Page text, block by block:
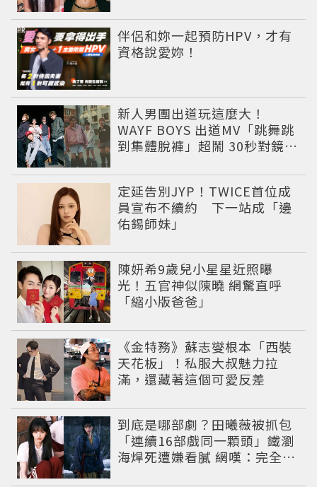
伴侶和妳一起預防HPV，才有
資格說愛妳！
PR
新人男團出道玩這麼大！
WAYF BOYS 出道MV「跳舞跳
到集體脫褲」超鬧 30秒對鏡清
定延告別JYP！TWICE首位成
員宣布不續約 下一站成「邊
佑錫師妹」
陳妍希9歲兒小星星近照曝
光！五官神似陳曉 網驚直呼
「縮小版爸爸」
《金特務》蘇志燮根本「西裝
天花板」！私服大叔魅力拉
滿，還藏著這個可愛反差
到底是哪部劇？田曦薇被抓包
「連續16部戲同一顆頭」鐵瀏
海焊死遭嫌看膩 網嘆：完全分